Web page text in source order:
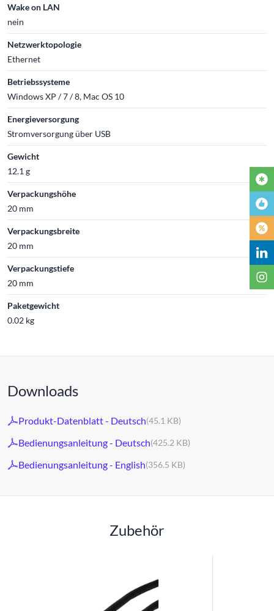
Wake on LAN
nein
Netzwerktopologie
Ethernet
Betriebssysteme
Windows XP / 7 / 8, Mac OS 10
Energieversorgung
Stromversorgung über USB
Gewicht
12.1 g
Verpackungshöhe
20 mm
Verpackungsbreite
20 mm
Verpackungstiefe
20 mm
Paketgewicht
0.02 kg
Downloads
Produkt-Datenblatt - Deutsch(45.1 KB)
Bedienungsanleitung - Deutsch(425.2 KB)
Bedienungsanleitung - English(356.5 KB)
Zubehör